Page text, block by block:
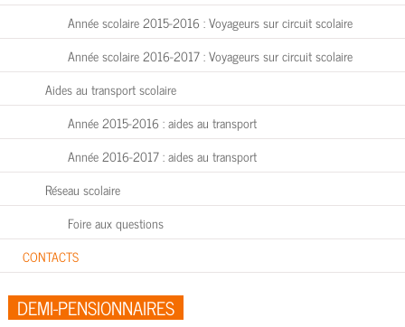
Année scolaire 2015-2016 : Voyageurs sur circuit scolaire
Année scolaire 2016-2017 : Voyageurs sur circuit scolaire
Aides au transport scolaire
Année 2015-2016 : aides au transport
Année 2016-2017 : aides au transport
Réseau scolaire
Foire aux questions
CONTACTS
DEMI-PENSIONNAIRES